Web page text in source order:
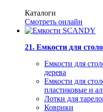
Каталоги
Смотреть онлайн
21. Емкости для
Емкости для
дерева
Емкости для
пластиковые и
Лотки для
Коврики